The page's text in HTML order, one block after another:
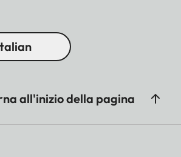
all'inizio della pagina